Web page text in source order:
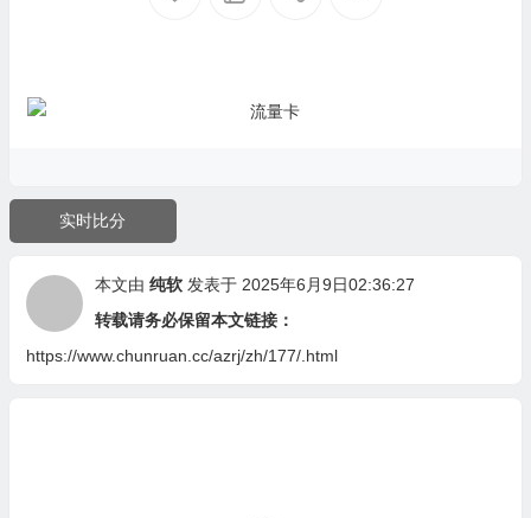
实时比分
本文由 纯软发表于 2025年6月9日02:36:27
转载请务必保留本文链接：
https://www.chunruan.cc/azrj/zh/177/.html